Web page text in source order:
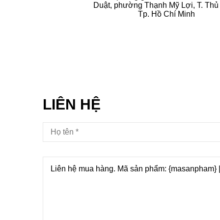
LIÊN HỆ
Duật, phường Thạnh Mỹ Lợi, T.
Tp. Hồ Chí Minh